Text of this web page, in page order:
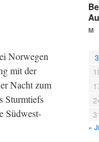
Norwegen
mit der
Nacht zum
Sturmtiefs
Südwest-
M
3
31
«